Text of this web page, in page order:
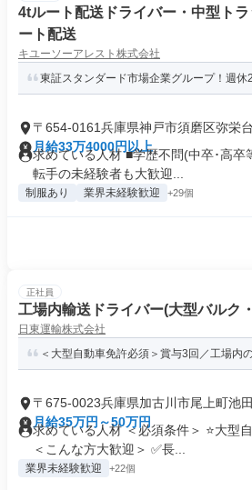
4tルート配送ドライバー・中型ト
ート配送
キユーソーアレスト株式会社
東証スタンダード市場企業グループ！週
〒654-0161兵庫県神戸市須磨区弥栄台
月給33万4000円以上
求めている人材 ■学歴不問(中卒･高
転手の未経験者も大歓迎...
制服あり 業界未経験歓迎 +29個
正社員
工場内輸送ドライバー(大型バルク
日東運輸株式会社
＜大型自動車免許必須＞賞与3回／工場内
〒675-0023兵庫県加古川市尾上町池田
月給35万円～50万円
求めている人材 ＜必須条件＞ ⭐大型
＜こんな方大歓迎＞ ✅長...
業界未経験歓迎 +22個